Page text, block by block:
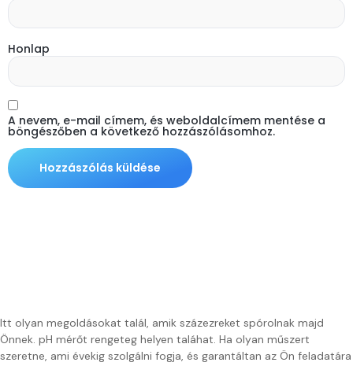
Honlap
A nevem, e-mail címem, és weboldalcímem mentése a
böngészőben a következő hozzászólásomhoz.
Itt olyan megoldásokat talál, amik százezreket spórolnak majd
Önnek. pH mérőt rengeteg helyen taláhat. Ha olyan műszert
szeretne, ami évekig szolgálni fogja, és garantáltan az Ön feladatára